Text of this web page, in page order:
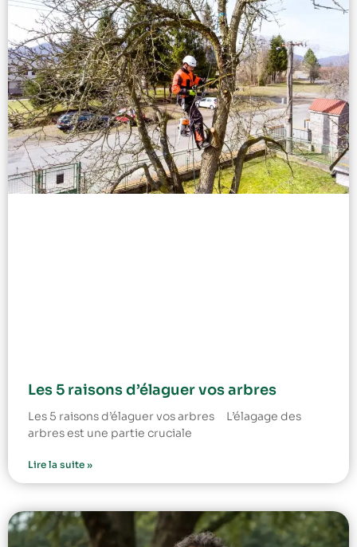
Les 5 raisons d’élaguer vos arbres
Les 5 raisons d’élaguer vos arbres L’élagage des
arbres est une partie cruciale
Lire la suite »